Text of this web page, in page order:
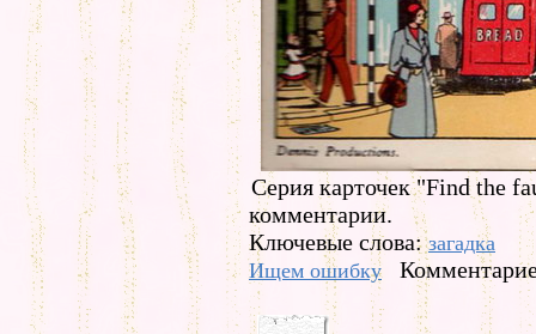
Серия карточек "Find the
комментарии.
Ключевые слова:загадка
Ищем ошибку